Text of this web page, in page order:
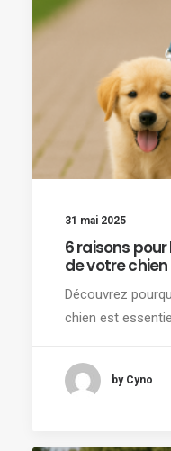
31 mai 2025
6 raisons
de votre
Découvrez
chien est
by Cyno